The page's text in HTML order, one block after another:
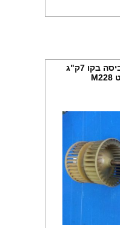
מנוע משופץ למייבש כביסה בקו 7ק"ג